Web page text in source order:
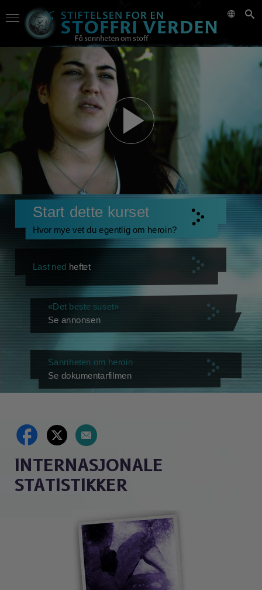
Start dette kurset
Hvor mye vet du egentlig om heroin?
Last ned heftet
«Det beste suset»
Se annonsen
Sannheten om heroin
Se dokumentarfilmen
INTERNASJONALE
STATISTIKKER